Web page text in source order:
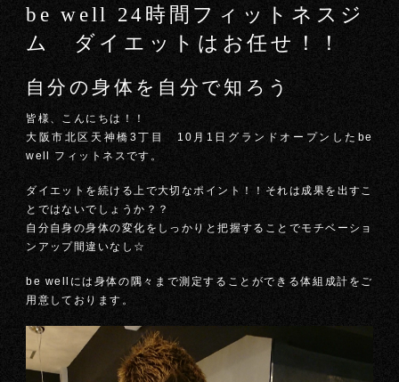
be well 24時間フィットネスジ
ム ダイエットはお任せ！！
自分の身体を自分で知ろう
皆様、こんにちは！！
大阪市北区天神橋3丁目 10月1日グランドオープンしたbe
well フィットネスです。
ダイエットを続ける上で大切なポイント！！それは成果を出すこ
とではないでしょうか？？
自分自身の身体の変化をしっかりと把握することでモチベーショ
ンアップ間違いなし☆
be wellには身体の隅々まで測定することができる体組成計をご
用意しております。